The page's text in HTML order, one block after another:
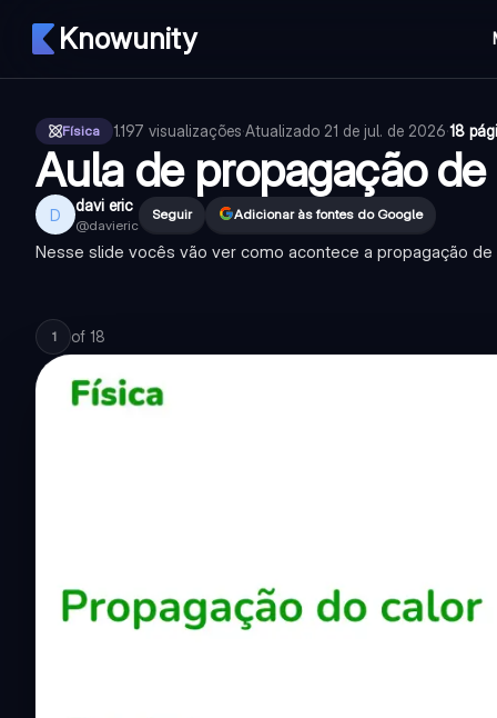
Knowunity
Física 1.197 visualizações·Atualizado 21 de jul. de 2026·18
Aula de propagação
D davi eric
@davieric
Seguir Adicionar às fontes do Google
Nesse slide vocês vão ver como acontece a propagação de
1 of 18